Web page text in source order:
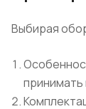
Выбирая
принимать